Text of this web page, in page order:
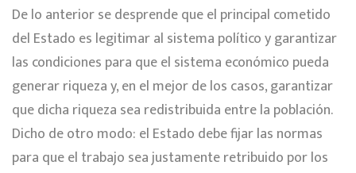
De lo anterior se desprende que el principal cometido
del Estado es legitimar al sistema político y garantizar
las condiciones para que el sistema económico pueda
generar riqueza y, en el mejor de los casos, garantizar
que dicha riqueza sea redistribuida entre la población.
Dicho de otro modo: el Estado debe fijar las normas
para que el trabajo sea justamente retribuido por los